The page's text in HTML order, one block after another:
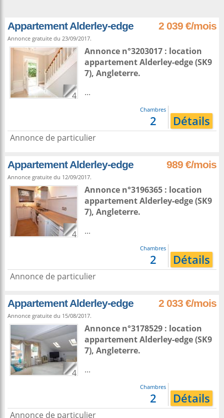
Appartement Alderley-edge 2 039 €/mois
Annonce gratuite du 23/09/2017.
4
Annonce n°3203017 : location
appartementAlderley-edge(SK9
7), Angleterre.
...
Chambres
2 Détails
Annonce de particulier
Appartement Alderley-edge 989 €/mois
Annonce gratuite du 12/09/2017.
4
Annonce n°3196365 : location
appartementAlderley-edge(SK9
7), Angleterre.
...
Chambres
2 Détails
Annonce de particulier
Appartement Alderley-edge 2 033 €/mois
Annonce gratuite du 15/08/2017.
4
Annonce n°3178529 : location
appartementAlderley-edge(SK9
7), Angleterre.
...
Chambres
2 Détails
Annonce de particulier